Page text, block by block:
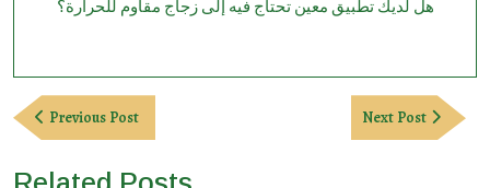
هل لديك تطبيق معين تحتاج فيه إلى زجاج مقاوم للحرارة؟
Post
navigation
Previous PostPrevious
Post
Next Post
Next
Post